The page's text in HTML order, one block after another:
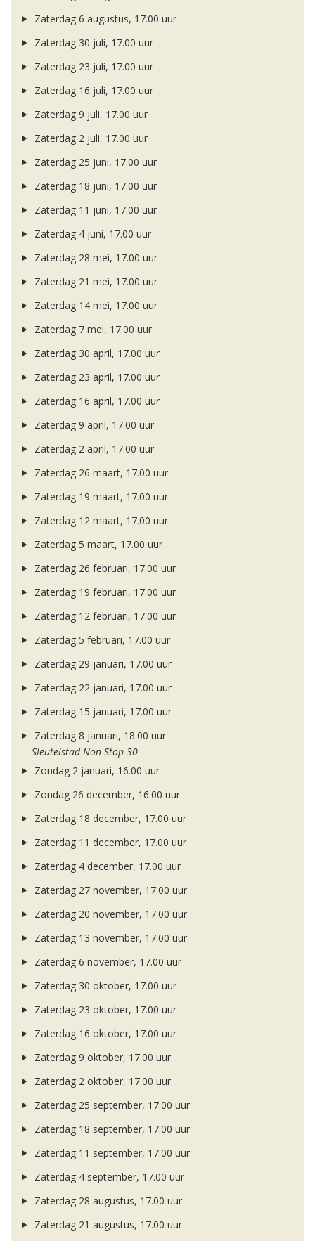
Zaterdag 6 augustus, 17.00 uur
Zaterdag 30 juli, 17.00 uur
Zaterdag 23 juli, 17.00 uur
Zaterdag 16 juli, 17.00 uur
Zaterdag 9 juli, 17.00 uur
Zaterdag 2 juli, 17.00 uur
Zaterdag 25 juni, 17.00 uur
Zaterdag 18 juni, 17.00 uur
Zaterdag 11 juni, 17.00 uur
Zaterdag 4 juni, 17.00 uur
Zaterdag 28 mei, 17.00 uur
Zaterdag 21 mei, 17.00 uur
Zaterdag 14 mei, 17.00 uur
Zaterdag 7 mei, 17.00 uur
Zaterdag 30 april, 17.00 uur
Zaterdag 23 april, 17.00 uur
Zaterdag 16 april, 17.00 uur
Zaterdag 9 april, 17.00 uur
Zaterdag 2 april, 17.00 uur
Zaterdag 26 maart, 17.00 uur
Zaterdag 19 maart, 17.00 uur
Zaterdag 12 maart, 17.00 uur
Zaterdag 5 maart, 17.00 uur
Zaterdag 26 februari, 17.00 uur
Zaterdag 19 februari, 17.00 uur
Zaterdag 12 februari, 17.00 uur
Zaterdag 5 februari, 17.00 uur
Zaterdag 29 januari, 17.00 uur
Zaterdag 22 januari, 17.00 uur
Zaterdag 15 januari, 17.00 uur
Zaterdag 8 januari, 18.00 uur
Sleutelstad Non-Stop 30
Zondag 2 januari, 16.00 uur
Zondag 26 december, 16.00 uur
Zaterdag 18 december, 17.00 uur
Zaterdag 11 december, 17.00 uur
Zaterdag 4 december, 17.00 uur
Zaterdag 27 november, 17.00 uur
Zaterdag 20 november, 17.00 uur
Zaterdag 13 november, 17.00 uur
Zaterdag 6 november, 17.00 uur
Zaterdag 30 oktober, 17.00 uur
Zaterdag 23 oktober, 17.00 uur
Zaterdag 16 oktober, 17.00 uur
Zaterdag 9 oktober, 17.00 uur
Zaterdag 2 oktober, 17.00 uur
Zaterdag 25 september, 17.00 uur
Zaterdag 18 september, 17.00 uur
Zaterdag 11 september, 17.00 uur
Zaterdag 4 september, 17.00 uur
Zaterdag 28 augustus, 17.00 uur
Zaterdag 21 augustus, 17.00 uur